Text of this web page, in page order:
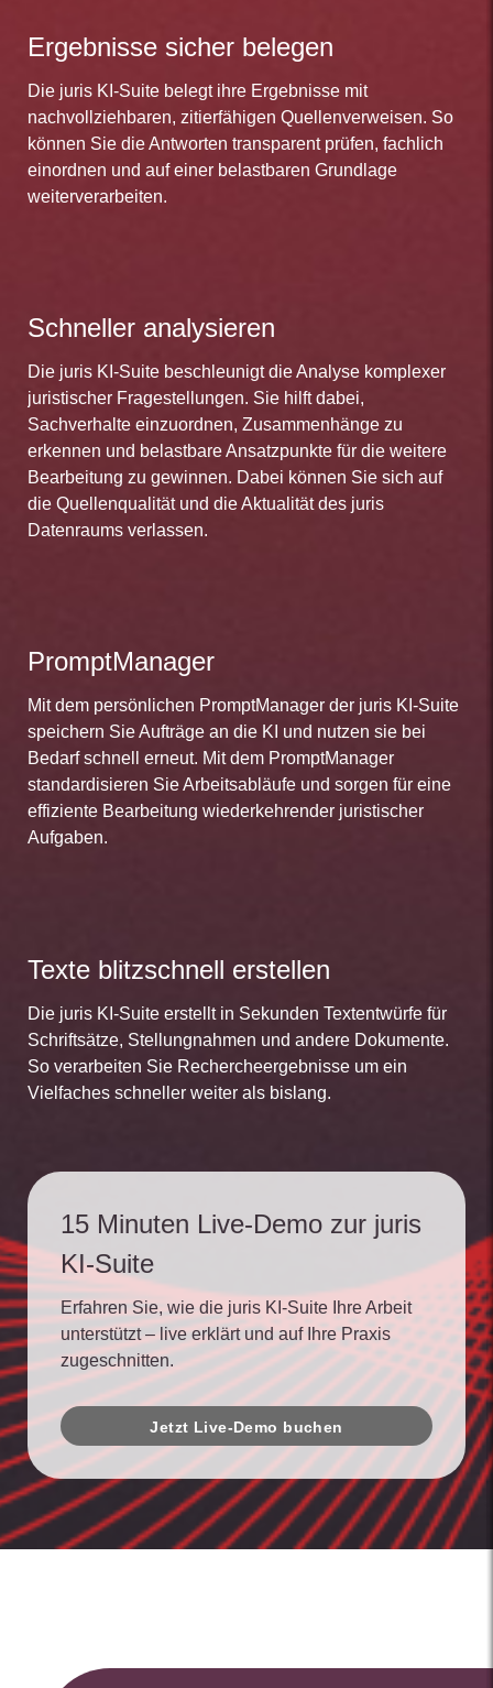
Ergebnisse sicher belegen
Die juris KI-Suite belegt ihre Ergebnisse mit
nachvollziehbaren, zitierfähigen Quellenverweisen. So
können Sie die Antworten transparent prüfen, fachlich
einordnen und auf einer belastbaren Grundlage
weiterverarbeiten.
Schneller analysieren
Die juris KI-Suite beschleunigt die Analyse komplexer
juristischer Fragestellungen. Sie hilft dabei,
Sachverhalte einzuordnen, Zusammenhänge zu
erkennen und belastbare Ansatzpunkte für die weitere
Bearbeitung zu gewinnen. Dabei können Sie sich auf
die Quellenqualität und die Aktualität des juris
Datenraums verlassen.
PromptManager
Mit dem persönlichen PromptManager der juris KI-Suite
speichern Sie Aufträge an die KI und nutzen sie bei
Bedarf schnell erneut. Mit dem PromptManager
standardisieren Sie Arbeitsabläufe und sorgen für eine
effiziente Bearbeitung wiederkehrender juristischer
Aufgaben.
Texte blitzschnell erstellen
Die juris KI-Suite erstellt in Sekunden Textentwürfe für
Schriftsätze, Stellungnahmen und andere Dokumente.
So verarbeiten Sie Rechercheergebnisse um ein
Vielfaches schneller weiter als bislang.
15 Minuten Live-Demo zur juris
KI-Suite
Erfahren Sie, wie die juris KI-Suite Ihre Arbeit
unterstützt – live erklärt und auf Ihre Praxis
zugeschnitten.
Jetzt Live-Demo buchen